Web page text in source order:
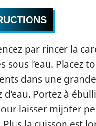
par rincer la
sous l’eau. Placez
dans une
d’eau. Portez à
laisser mijoter